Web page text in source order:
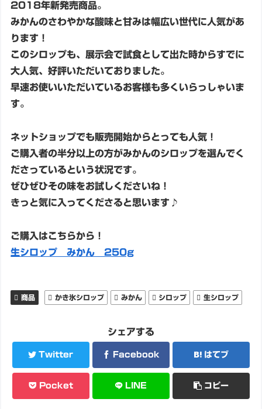
2018年新発売商品。
みかんのさわやかな酸味と甘みは幅広い世代に人気があ
ります！
このシロップも、展示会で試食として出た時からすでに
大人気、好評いただいておりました。
早速お使いいただいているお客様も多くいらっしゃいま
す。
ネットショップでも販売開始からとっても人気！
ご購入者の半分以上の方がみかんのシロップを選んでく
ださっているという状況です。
ぜひぜひその味をお試しくださいね！
きっと気に入ってくださると思います♪
ご購入はこちらから！
生シロップ みかん 250g
商品 かき氷シロップ みかん シロップ 生シロップ
シェアする
Twitter Facebook はてブ
Pocket LINE コピー